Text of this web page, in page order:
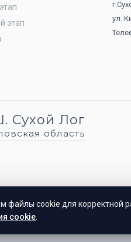
этап
ул.
Сухой Лог
область
файлы cookie для корректной
cookie